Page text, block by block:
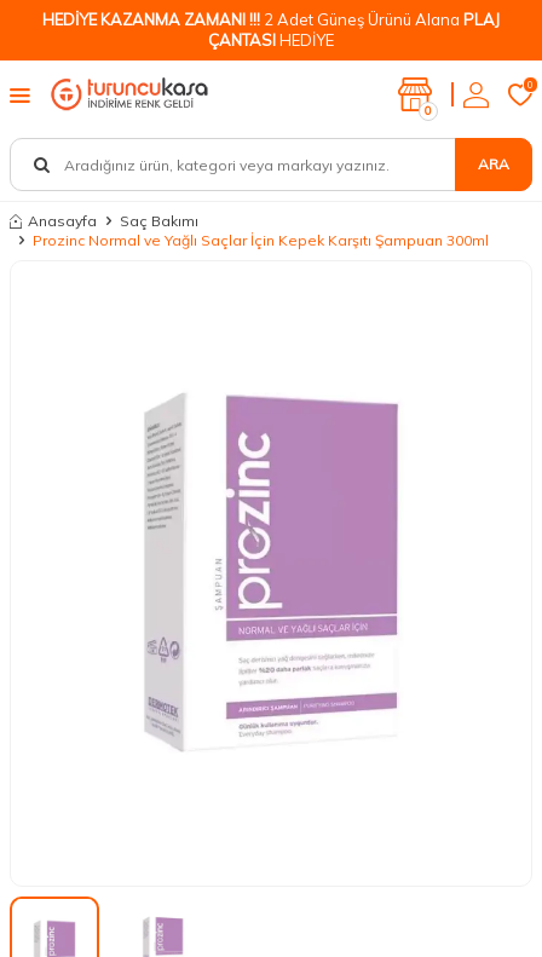
HEDİYE KAZANMA ZAMANI !!! 2 Adet Güneş Ürünü Alana PLAJ
ÇANTASIHEDİYE
ARA
0
0
Anasayfa
Saç Bakımı
Prozinc Normal ve Yağlı Saçlar İçin Kepek Karşıtı Şampuan 300ml